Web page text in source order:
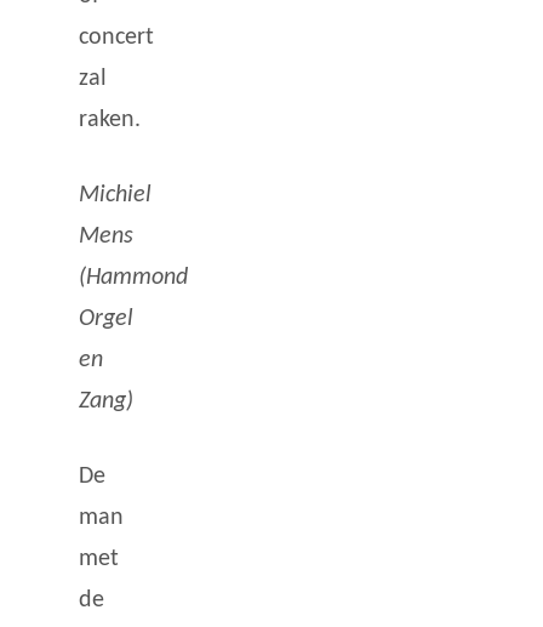
concert
zal
raken.
Michiel
Mens
(Hammond
Orgel
en
Zang)
De
man
met
de